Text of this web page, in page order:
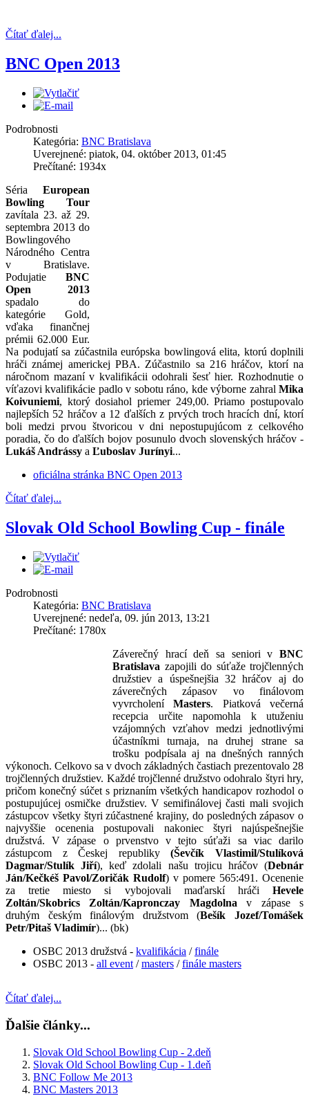
Čítať ďalej...
BNC Open 2013
Podrobnosti
Kategória: BNC Bratislava
Uverejnené: piatok, 04. október 2013, 01:45
Prečítané: 1934x
Séria European
Bowling Tour
zavítala 23. až 29.
septembra 2013 do
Bowlingového
Národného Centra
v Bratislave.
Podujatie BNC
Open 2013
spadalo do
kategórie Gold,
vďaka finančnej
prémii 62.000 Eur.
Na podujatí sa zúčastnila európska bowlingová elita, ktorú doplnili
hráči známej americkej PBA. Zúčastnilo sa 216 hráčov, ktorí na
náročnom mazaní v kvalifikácii odohrali šesť hier. Rozhodnutie o
víťazovi kvalifikácie padlo v sobotu ráno, kde výborne zahral Mika
Koivuniemi, ktorý dosiahol priemer 249,00. Priamo postupovalo
najlepších 52 hráčov a 12 ďalších z prvých troch hracích dní, ktorí
boli medzi prvou štvoricou v dni nepostupujúcom z celkového
poradia, čo do ďalších bojov posunulo dvoch slovenských hráčov -
Lukáš Andrássy a Ľuboslav Jurínyi...
oficiálna stránka BNC Open 2013
Čítať ďalej...
Slovak Old School Bowling Cup - finále
Podrobnosti
Kategória: BNC Bratislava
Uverejnené: nedeľa, 09. jún 2013, 13:21
Prečítané: 1780x
Záverečný hrací deň sa seniori v BNC
Bratislava zapojili do súťaže trojčlenných
družstiev a úspešnejšia 32 hráčov aj do
záverečných zápasov vo finálovom
vyvrcholeníMasters. Piatková večerná
recepcia určite napomohla k utuženiu
vzájomných vzťahov medzi jednotlivými
účastníkmi turnaja, na druhej strane sa
trošku podpísala aj na dnešných ranných
výkonoch. Celkovo sa v dvoch základných častiach prezentovalo 28
trojčlenných družstiev. Každé trojčlenné družstvo odohralo štyri hry,
pričom konečný súčet s priznaním všetkých handicapov rozhodol o
postupujúcej osmičke družstiev. V semifinálovej časti mali svojich
zástupcov všetky štyri zúčastnené krajiny, do posledných zápasov o
najvyššie ocenenia postupovali nakoniec štyri najúspešnejšie
družstvá. V zápase o prvenstvo v tejto súťaži sa viac darilo
zástupcom z Českej republiky(Ševčík Vlastimil/Stulíková
Dagmar/Stulík Jiří), keď zdolali našu trojicu hráčov (Debnár
Ján/Kečkéš Pavol/Zoričák Rudolf) v pomere 565:491. Ocenenie
za tretie miesto si vybojovali maďarskí hráči Hevele
Zoltán/Skobrics Zoltán/Kapronczay Magdolna v zápase s
druhým českým finálovým družstvom (Bešík Jozef/Tomášek
Petr/Pitaš Vladimír)... (bk)
OSBC 2013 družstvá - kvalifikácia /finále
OSBC 2013 - all event /masters /finále masters
Čítať ďalej...
Ďalšie články...
Slovak Old School Bowling Cup - 2.deň
Slovak Old School Bowling Cup - 1.deň
BNC Follow Me 2013
BNC Masters 2013